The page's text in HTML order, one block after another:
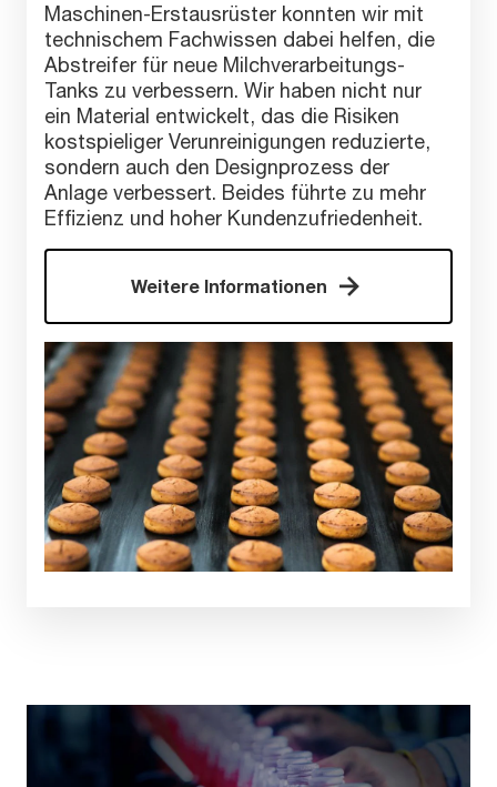
Maschinen-Erstausrüster konnten wir mit
technischem Fachwissen dabei helfen, die
Abstreifer für neue Milchverarbeitungs-
Tanks zu verbessern. Wir haben nicht nur
ein Material entwickelt, das die Risiken
kostspieliger Verunreinigungen reduzierte,
sondern auch den Designprozess der
Anlage verbessert. Beides führte zu mehr
Effizienz und hoher Kundenzufriedenheit.
Weitere Informationen